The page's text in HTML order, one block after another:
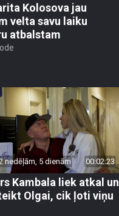
Kolosova jau
velta savu laiku
atbalstam
nedēļām, 5 dienām 00:02:23
Kambala liek atkal un
Olgai, cik ļoti viņu